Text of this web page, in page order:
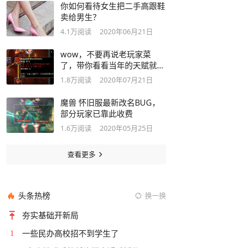
你如何看待女生把二手高跟鞋
卖给男生？
4.1万阅读 2020年06月21日
wow，不要再说老玩家菜
了，带你看看当年的天赋就知
道有多难
1.8万阅读 2020年07月21日
魔兽 怀旧服最新改名BUG，
部分玩家已靠此收费
1.6万阅读 2020年05月25日
查看更多
头条热榜 换一换
夯实基础开新局
1 一些民办高校招不到学生了